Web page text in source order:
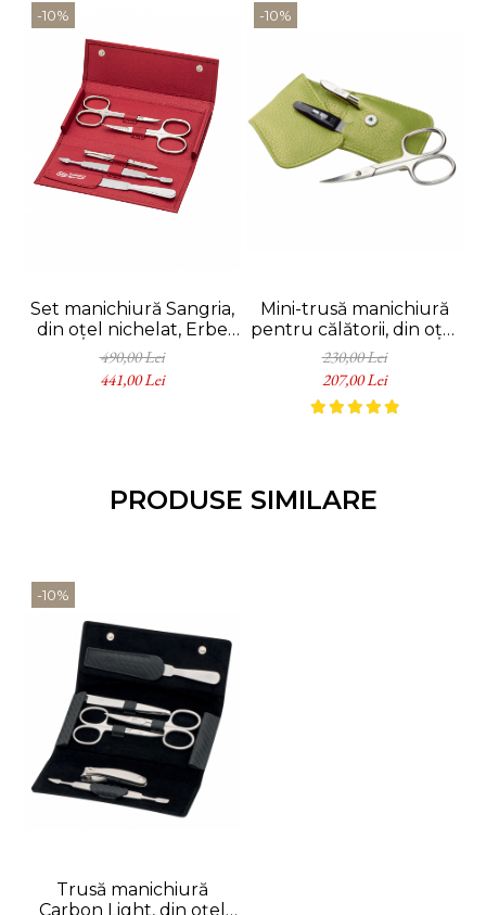
-10%
Set manichiură Sangria,
din oțel nichelat, Erbe
Solingen
490,00 Lei
441,00 Lei
-10%
Mini-trusă manichiură
pentru călătorii, din oțel
nichelat, Erbe Solingen
230,00 Lei
207,00 Lei
PRODUSE SIMILARE
-10%
Trusă manichiură
Carbon Light, din oțel